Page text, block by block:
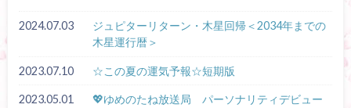
2024.07.03
ジュピターリターン・木星回帰＜2034年までの
木星運行暦＞
2023.07.10 ☆この夏の運気予報☆短期版
2023.05.01
💖ゆめのたね放送局 パーソナリティデビュー